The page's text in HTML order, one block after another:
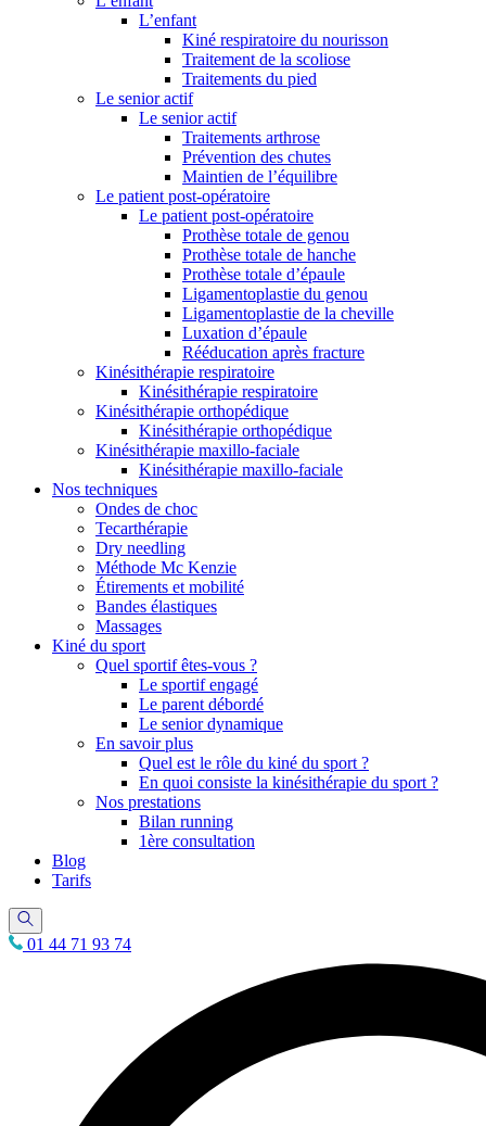
L’enfant
Kiné respiratoire du nourisson
Traitement de la scoliose
Traitements du pied
Le senior actif
Le senior actif
Traitements arthrose
Prévention des chutes
Maintien de l’équilibre
Le patient post-opératoire
Le patient post-opératoire
Prothèse totale de genou
Prothèse totale de hanche
Prothèse totale d’épaule
Ligamentoplastie du genou
Ligamentoplastie de la cheville
Luxation d’épaule
Rééducation après fracture
Kinésithérapie respiratoire
Kinésithérapie respiratoire
Kinésithérapie orthopédique
Kinésithérapie orthopédique
Kinésithérapie maxillo-faciale
Kinésithérapie maxillo-faciale
Nos techniques
Ondes de choc
Tecarthérapie
Dry needling
Méthode Mc Kenzie
Étirements et mobilité
Bandes élastiques
Massages
Kiné du sport
Quel sportif êtes-vous ?
Le sportif engagé
Le parent débordé
Le senior dynamique
En savoir plus
Quel est le rôle du kiné du sport ?
En quoi consiste la kinésithérapie du sport ?
Nos prestations
Bilan running
1ère consultation
Blog
Tarifs
01 44 71 93 74